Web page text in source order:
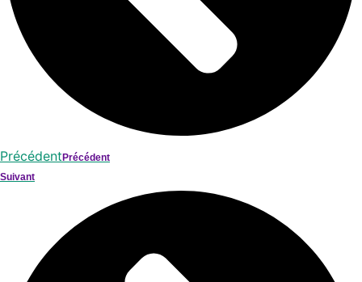
PrécédentPrécédent
Suivant